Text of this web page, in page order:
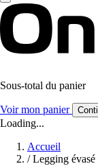
Sous-total du panier
Voir mon panier
Loading...
Accueil
/ Legging